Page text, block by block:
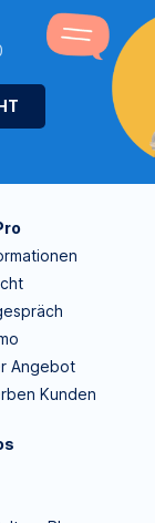
Angebot
Kunden